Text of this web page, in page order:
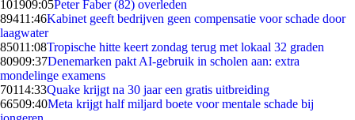
101909:05Peter Faber (82) overleden
89411:46Kabinet geeft bedrijven geen compensatie voor schade door
laagwater
85011:08Tropische hitte keert zondag terug met lokaal 32 graden
80909:37Denemarken pakt AI-gebruik in scholen aan: extra
mondelinge examens
70114:33Quake krijgt na 30 jaar een gratis uitbreiding
66509:40Meta krijgt half miljard boete voor mentale schade bij